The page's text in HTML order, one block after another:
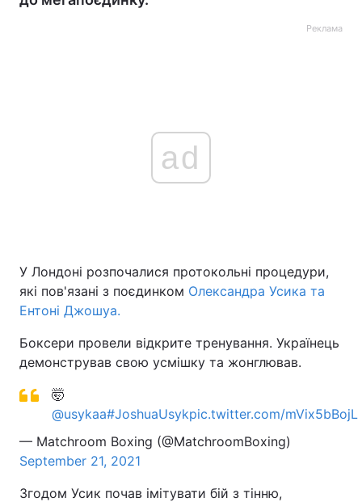
Реклама
ad
У Лондоні розпочалися протокольні процедури,
які пов'язані з поєдинком Олександра Усика та
Ентоні Джошуа.
Боксери провели відкрите тренування. Українець
демонстрував свою усмішку та жонглював.
🤯
@usykaa#JoshuaUsykpic.twitter.com/mVix5bBojL
— Matchroom Boxing (@MatchroomBoxing)
September 21, 2021
Згодом Усик почав імітувати бій з тінню,